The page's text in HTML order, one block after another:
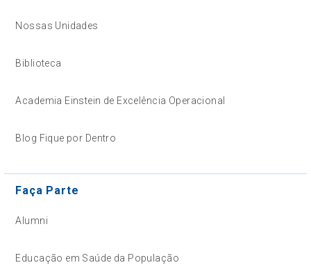
Nossas Unidades
Biblioteca
Academia Einstein de Excelência Operacional
Blog Fique por Dentro
Faça Parte
Alumni
Educação em Saúde da População